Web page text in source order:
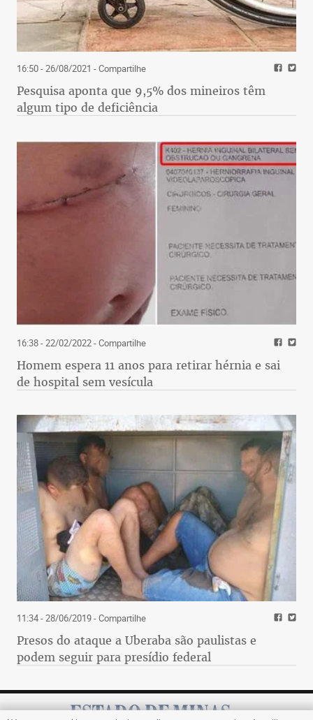
16:50 - 26/08/2021 - Compartilhe
Pesquisa aponta que 9,5% dos mineiros têm
algum tipo de deficiência
16:38 - 22/02/2022- Compartilhe
Homem espera 11 anos para retirar hérnia e sai
de hospital sem vesícula
11:34 - 28/06/2019- Compartilhe
Presos do ataque a Uberaba são paulistas e
podem seguir para presídio federal